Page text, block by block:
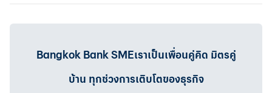
Bangkok Bank SMEเราเป็นเพื่อนคู่คิด มิตรคู่
บ้าน ทุกช่วงการเติบโตของธุรกิจ